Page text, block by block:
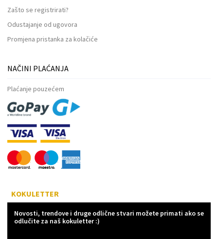
Zašto se registrirati?
Odustajanje od ugovora
Promjena pristanka za kolačiće
NAČINI PLAĆANJA
Plaćanje pouzećem
KOKULETTER
Novosti, trendove i druge odlične stvari možete primati ako se
odlučite za naš kokuletter :)